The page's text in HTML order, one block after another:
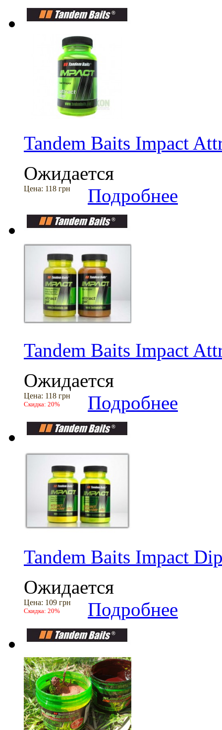
Tandem Baits Impact
Ожидается
Цена: 118 грн Подробнее
Tandem Baits Impact
Ожидается
Цена: 118 грн
Скидка: 20% Подробнее
Tandem Baits Impact
Ожидается
Цена: 109 грн
Скидка: 20% Подробнее